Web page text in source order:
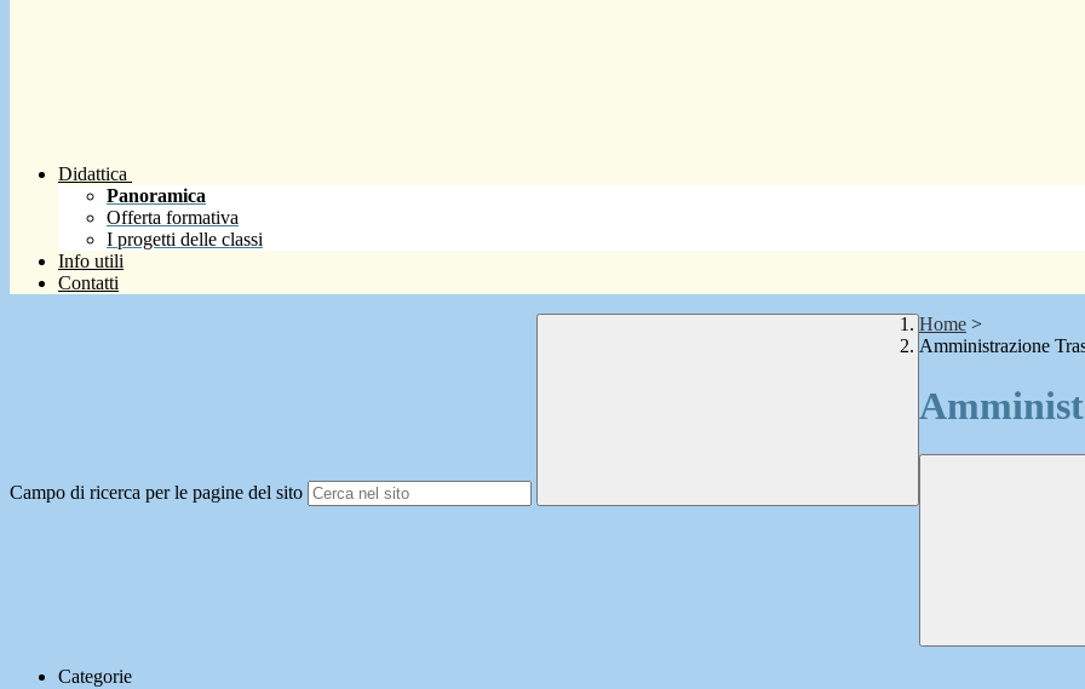
Didattica
Panoramica
Offerta formativa
I progetti delle classi
Info utili
Contatti
Campo di ricerca per le pagine del sito
Home >
Amministrazione
Categorie